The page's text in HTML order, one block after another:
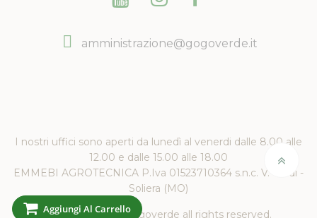
Aggiungi Al Carrello
amministrazione@gogoverde.it
I nostri uffici sono aperti da lunedì al venerdi dalle 8.00 alle
12.00 e dalle 15.00 alle 18.00
EMMEBI AGROTECNICA P.Iva 01523710364 s.n.c. V. Verdi -
Soliera (MO)
Copyright 2019 Gogoverde all rights reserved.